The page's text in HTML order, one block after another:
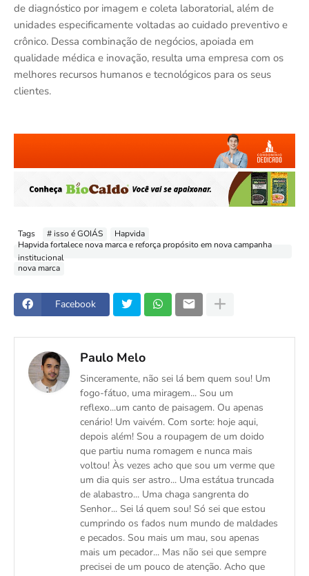
de diagnóstico por imagem e coleta laboratorial, além de
unidades especificamente voltadas ao cuidado preventivo e
crônico. Dessa combinação de negócios, apoiada em
qualidade médica e inovação, resulta uma empresa com os
melhores recursos humanos e tecnológicos para os seus
clientes.
Tags # isso é GOIÁS
Hapvida
Hapvida fortalece nova marca e reforça propósito em nova campanha
institucional
nova marca
Facebook
Paulo Melo
Sinceramente, não sei lá bem quem sou! Um
fogo-fátuo, uma miragem... Sou um
reflexo...um canto de paisagem. Ou apenas
cenário! Um vaivém. Com sorte: hoje aqui,
depois além! Sou a roupagem de um doido
que partiu numa romagem e nunca mais
voltou! Às vezes acho que sou um verme que
um dia quis ser astro... Uma estátua truncada
de alabastro... Uma chaga sangrenta do
Senhor... Sei lá quem sou! Só sei que estou
cumprindo os fados num mundo de maldades
e pecados. Sou mais um mau, sou apenas
mais um pecador... Mas não sei que sempre
precisei de um pouco de atenção. Acho que